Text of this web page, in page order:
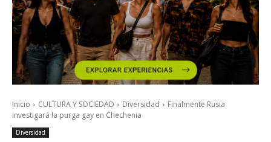
Inicio CULTURA Y SOCIEDAD Diversidad
Finalmente Rusia
investigará la purga gay en Chechenia
Diversidad